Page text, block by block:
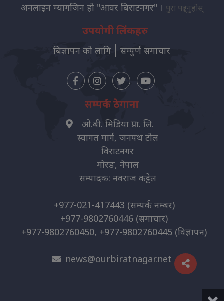
अनलाइन म्यागजिन हो "आवर बिराटनगर" । पुरा पढ्नुहोस्
उपयोगी लिंकहरु
बिज्ञापन को लागि सम्पुर्ण समाचार
सम्पर्क ठेगाना
ओ.बी. मिडिया प्रा. लि.
स्वागत मार्ग, जनपथ टोल
विराटनगर
मोरङ, नेपाल
सम्पादक: नवराज कट्टेल
+977-021-417443 (सम्पर्क नम्बर)
+977-9802760446 (समाचार)
+977-9802760450, +977-9802760445 (विज्ञापन)
news@ourbiratnagar.net